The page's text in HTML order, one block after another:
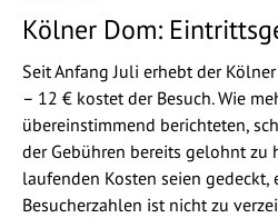
Kölner Dom:
Seit Anfang Juli erhebt der
– 12 € kostet der Besuch. Wie
übereinstimmend berichteten,
der Gebühren bereits gelohnt zu
laufenden Kosten seien gedeckt,
Besucherzahlen ist nicht zu